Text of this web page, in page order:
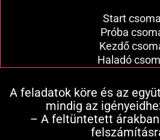
Start
Próba
Kezdő
Haladó
A feladatok köre és az
mindig az
– A feltüntetett